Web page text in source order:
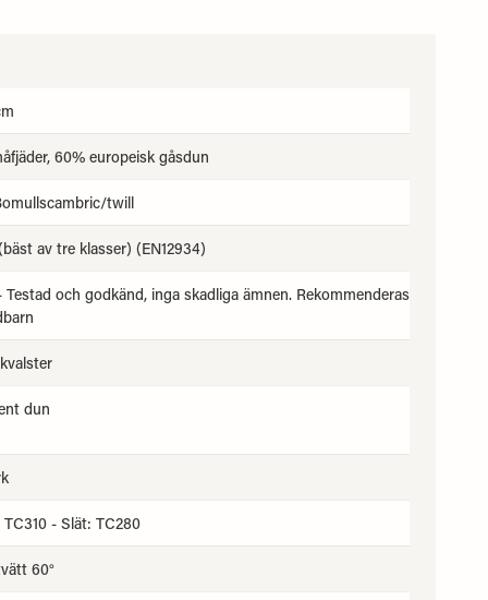
60% europeisk gåsdun
twill
av tre klasser) (EN12934)
Testad och godkänd, inga skadliga ämnen. Rekommenderas
dun
TC310 - Slät: TC280
60°